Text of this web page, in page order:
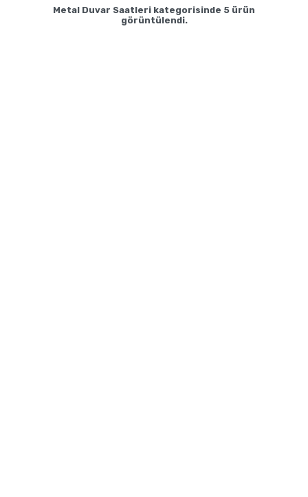
Metal Duvar Saatleri kategorisinde 5 ürün
görüntülendi.